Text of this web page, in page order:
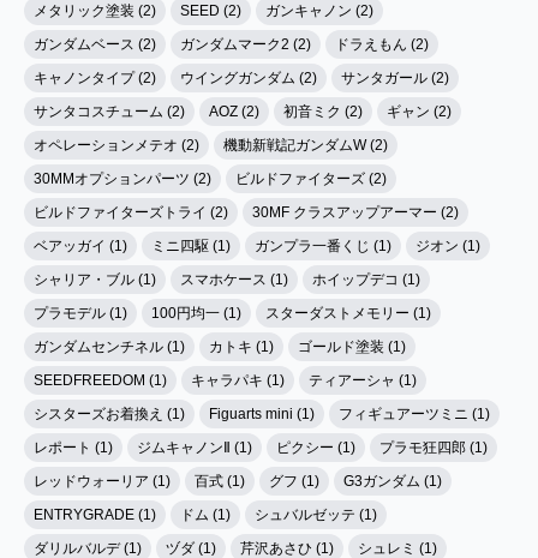
メタリック塗装 (2)
SEED (2)
ガンキャノン (2)
ガンダムベース (2)
ガンダムマーク2 (2)
ドラえもん (2)
キャノンタイプ (2)
ウイングガンダム (2)
サンタガール (2)
サンタコスチューム (2)
AOZ (2) 初音ミク (2)
ギャン (2)
オペレーションメテオ (2)
機動新戦記ガンダムW (2)
30MMオプションパーツ (2)
ビルドファイターズ (2)
ビルドファイターズトライ (2)
30MF クラスアップアーマー (2)
ベアッガイ (1)
ミニ四駆 (1) ガンプラ一番くじ (1)
ジオン (1)
シャリア・ブル (1)
スマホケース (1)
ホイップデコ (1)
プラモデル (1)
100円均一 (1)
スターダストメモリー (1)
ガンダムセンチネル (1)
カトキ (1)
ゴールド塗装 (1)
SEEDFREEDOM (1)
キャラパキ (1)
ティアーシャ (1)
シスターズお着換え (1)
Figuarts mini (1)
フィギュアーツミニ (1)
レポート (1)
ジムキャノンⅡ (1) ピクシー (1)
プラモ狂四郎 (1)
レッドウォーリア (1)
百式 (1) グフ (1)
G3ガンダム (1)
ENTRYGRADE (1)
ドム (1)
シュバルゼッテ (1)
ダリルバルデ (1)
ヅダ (1) 芹沢あさひ (1)
シュレミ (1)